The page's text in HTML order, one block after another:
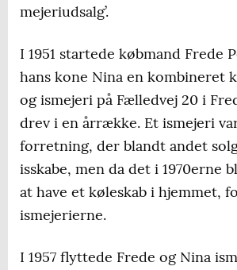
mejeriudsalg’.
I 1951 startede købmand Frede
hans kone Nina en kombineret
og ismejeri på Fælledvej 20 i
drev i en årrække. Et ismejeri
forretning, der blandt andet
isskabe, men da det i 1970erne
at have et køleskab i hjemmet,
ismejerierne.
I 1957 flyttede Frede og Nina